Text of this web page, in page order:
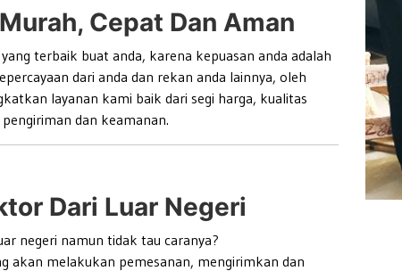
Cepat Dan Aman
terbaik buat anda, karena kepuasan anda adalah
dari anda dan rekan anda lainnya, oleh
layanan kami baik dari segi harga, kualitas
dan keamanan.
Dari Luar Negeri
negeri namun tidak tau caranya?
akan melakukan pemesanan, mengirimkan dan